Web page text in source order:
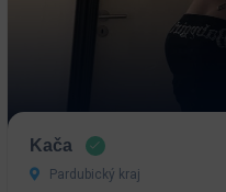
Kača
Pardubický kraj